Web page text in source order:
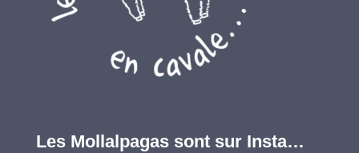
Les Mollalpagas sont sur Insta…